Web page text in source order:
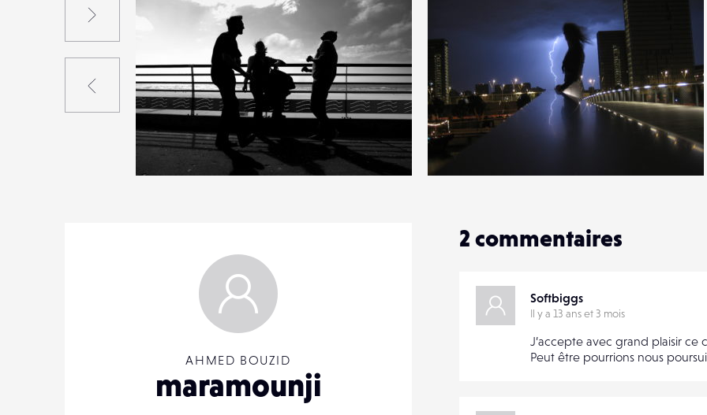
12 14
Précédent
AHMED BOUZID
maramounji
2 commentaires
Softbiggs
Il y a 13 ans et 3 mois
J’accepte avec grand plaisir ce
Peut être pourrions nous